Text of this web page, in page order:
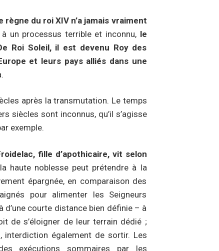
règne du roi XIV n’a jamais vraiment
un processus terrible et inconnu, le
Roi Soleil, il est devenu Roy des
et leurs pays alliés dans une
après la transmutation. Le temps
siècles sont inconnus, qu’il s’agisse
exemple.
fille d’apothicaire, vit selon
haute noblesse peut prétendre à la
épargnée, en comparaison des
pour alimenter les Seigneurs
courte distance bien définie – à
de s’éloigner de leur terrain dédié ;
également de sortir. Les
exécutions sommaires par les